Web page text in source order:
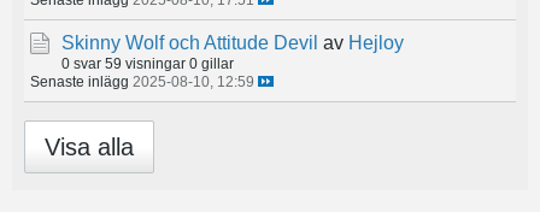
Skinny Wolf och Attitude Devil av Hejloy
0 svar 59 visningar 0 gillar
Senaste inlägg 2025-08-10, 12:59
Visa alla